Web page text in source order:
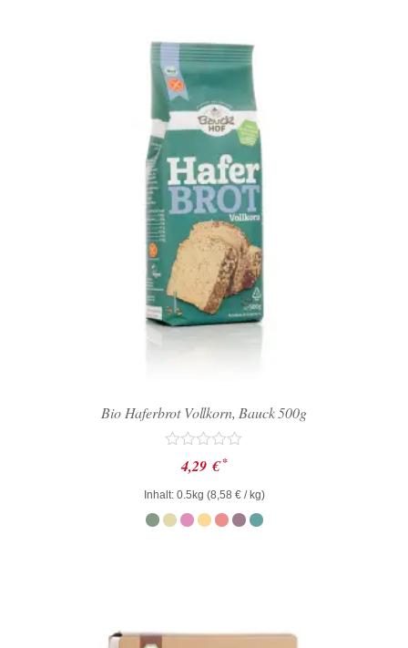
Bio Haferbrot Vollkorn, Bauck 500g
Bewertet
mit
0
von
5
4,29 € *
Inhalt: 0.5kg (8,58 €/ kg)